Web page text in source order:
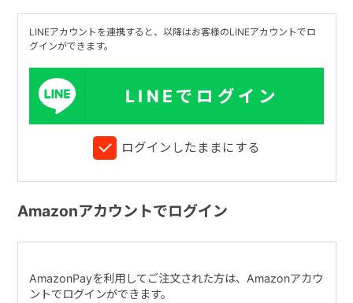
LINEアカウントを連携すると、以降はお客様のLINEアカウントでロ
グインができます。
LINEでログイン
ログインしたままにする
Amazonアカウントでログイン
AmazonPayを利用してご注文された方は、Amazonアカウ
ントでログインができます。